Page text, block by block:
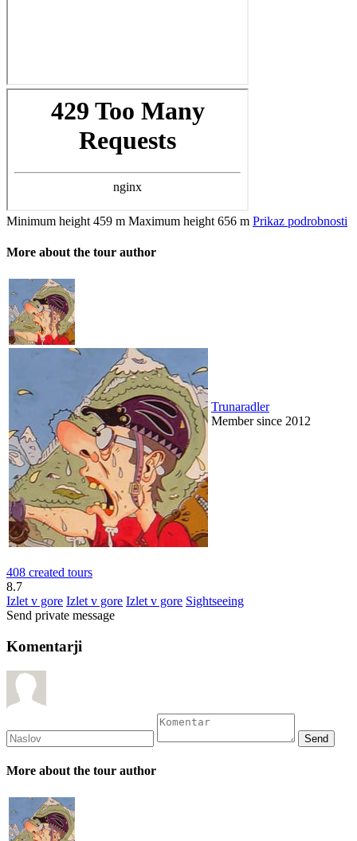
Minimum height 459 m Maximum height 656 m Prikaz podrobnosti
More about the tour author
Trunaradler
Member since 2012
408 created tours
8.7
Izlet v gore Izlet v gore Izlet v gore Sightseeing
Send private message
Komentarji
More about the tour author